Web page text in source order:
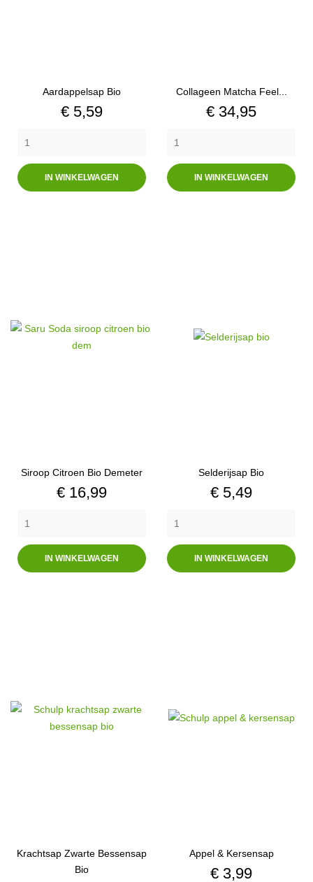
Aardappelsap Bio
Prijs
€ 5,59
IN WINKELWAGEN
Collageen Matcha Feel...
Prijs
€ 34,95
IN WINKELWAGEN
Siroop Citroen Bio Demeter
Prijs
€ 16,99
IN WINKELWAGEN
Selderijsap Bio
Prijs
€ 5,49
IN WINKELWAGEN
Krachtsap Zwarte Bessensap
Bio
Appel & Kersensap
Prijs
€ 3,99